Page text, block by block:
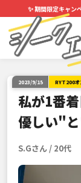
✨期間限定キャン
2023/9/15 RYT200オ
私が1番
優しい"と
S.Gさん / 20代